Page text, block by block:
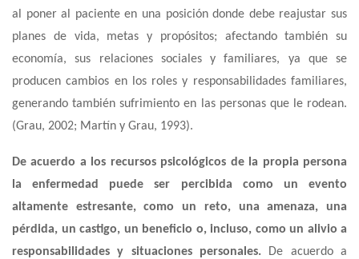
al poner al paciente en una posición donde debe reajustar sus
planes de vida, metas y propósitos; afectando también su
economía, sus relaciones sociales y familiares, ya que se
producen cambios en los roles y responsabilidades familiares,
generando también sufrimiento en las personas que le rodean.
(Grau, 2002; Martín y Grau, 1993).
De acuerdo a los recursos psicológicos de la propia persona
la enfermedad puede ser percibida como un evento
altamente estresante, como un reto, una amenaza, una
pérdida, un castigo, un beneficio o, incluso, como un alivio a
responsabilidades y situaciones personales. De acuerdo a